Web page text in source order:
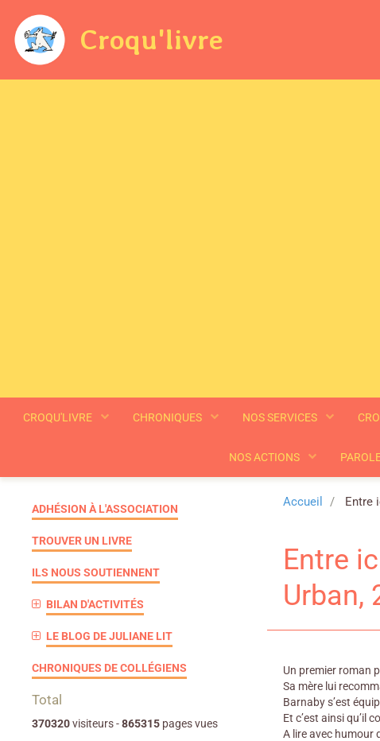
Croqu'livre
CROQU'LIVRE CHRONIQUES NOS SERVICES
NOS ACTIONS
Accueil Entre
Entre
Urban,
Un premier roman
Sa mère lui
Barnaby s’est
Et c’est ainsi qu’il
A lire avec humour
ADHÉSION À L'ASSOCIATION
TROUVER UN LIVRE
ILS NOUS SOUTIENNENT
BILAN D'ACTIVITÉS
LE BLOG DE JULIANE LIT
CHRONIQUES DE COLLÉGIENS
Total
370320visiteurs -865315 pages vues